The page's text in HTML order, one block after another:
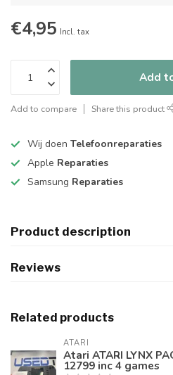
€4,95 Incl. tax
Add
Add to compare Share this product
Wij doen Telefoonreparaties
Apple Reparaties
Samsung Reparaties
Product description
Reviews
Related products
ATARI
Atari ATARI LYNX
12799 inc 4 games